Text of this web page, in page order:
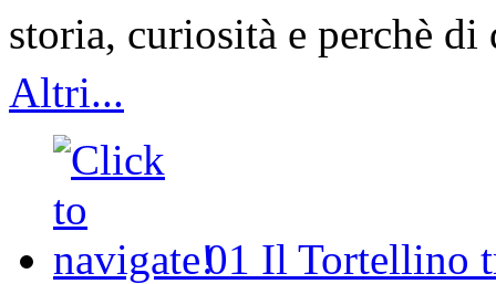
storia, curiosità e perchè
Altri...
01 Il Tortellino